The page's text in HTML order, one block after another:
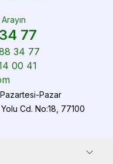
77
34 77
00 41
Pazar
Cd. No:18, 77100